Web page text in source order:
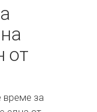
от
време за